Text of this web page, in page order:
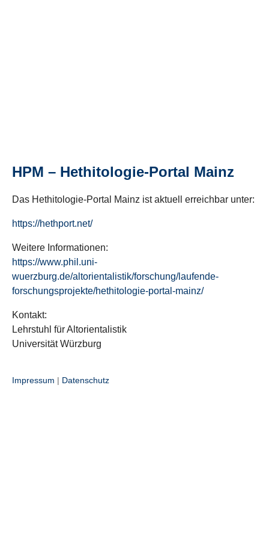
HPM – Hethitologie-Portal Mainz
Das Hethitologie-Portal Mainz ist aktuell erreichbar unter:
https://hethport.net/
Weitere Informationen:
https://www.phil.uni-
wuerzburg.de/altorientalistik/forschung/laufende-
forschungsprojekte/hethitologie-portal-mainz/
Kontakt:
Lehrstuhl für Altorientalistik
Universität Würzburg
Impressum | Datenschutz